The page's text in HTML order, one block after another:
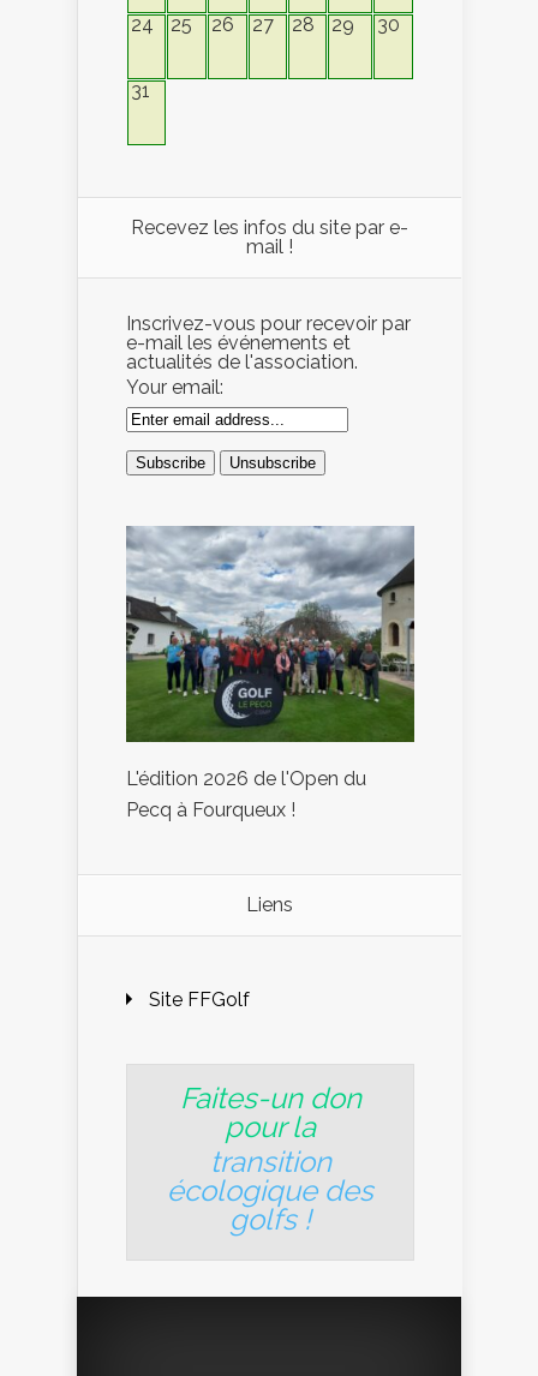
24 25 26 27 28 29 30
31
Recevez les infos du site par e-
mail !
Inscrivez-vous pour recevoir par
e-mail les événements et
actualités de l'association.
Your email:
L'édition 2026 de l'Open du
Pecq à Fourqueux !
Liens
Site FFGolf
Faites-un don
pour la
transition
écologique des
golfs!